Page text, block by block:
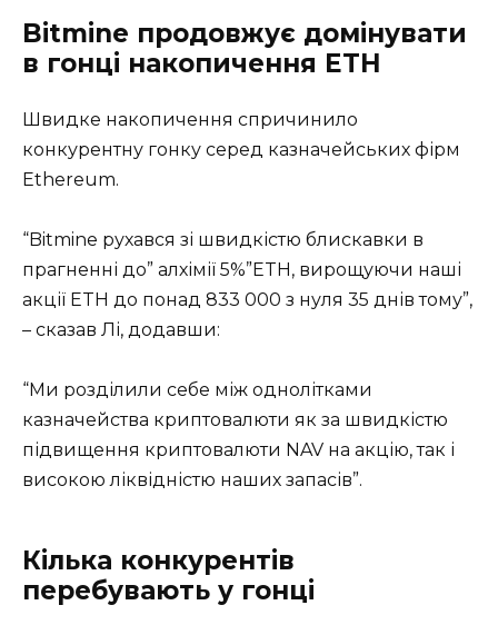
Bitmine продовжує домінувати
в гонці накопичення ETH
Швидке накопичення спричинило
конкурентну гонку серед казначейських фірм
Ethereum.
“Bitmine рухався зі швидкістю блискавки в
прагненні до” алхімії 5%”ETH, вирощуючи наші
акції ETH до понад 833 000 з нуля 35 днів тому”,
– сказав Лі, додавши:
“Ми розділили себе між однолітками
казначейства криптовалюти як за швидкістю
підвищення криптовалюти NAV на акцію, так і
високою ліквідністю наших запасів”.
Кілька конкурентів
перебувають у гонці